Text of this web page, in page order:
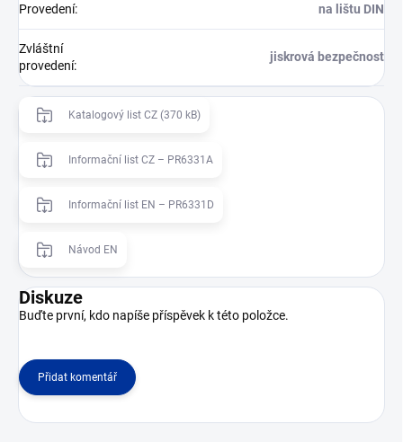
Provedení: na lištu DIN
Zvláštní
provedení:
jiskrová bezpečnost
Katalogový list CZ (370 kB)
Informační list CZ – PR6331A
Informační list EN – PR6331D
Návod EN
Diskuze
Buďte první, kdo napíše příspěvek k této položce.
Přidat komentář